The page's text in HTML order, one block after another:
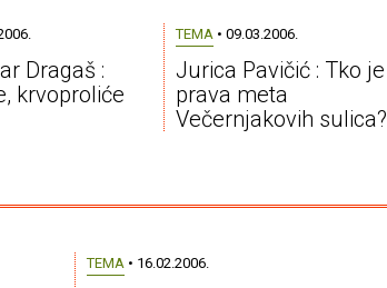
Dragaš :
krvoproliće
TEMA• 09.03.2006.
Jurica Pavičić : Tko je
prava meta
Večernjakovih sulica?
TEMA• 16.02.2006.